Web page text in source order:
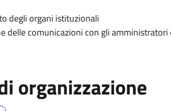
degli organi istituzionali
delle comunicazioni con gli amministratori
organizzazione